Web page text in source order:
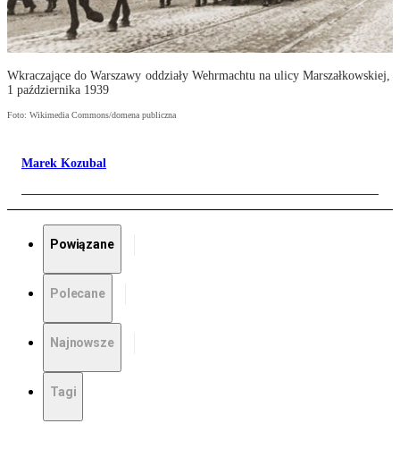
Wkraczające do Warszawy oddziały Wehrmachtu na ulicy Marszałkowskiej,
1 października 1939
Foto: Wikimedia Commons/domena publiczna
Marek Kozubal
Powiązane
Polecane
Najnowsze
Tagi